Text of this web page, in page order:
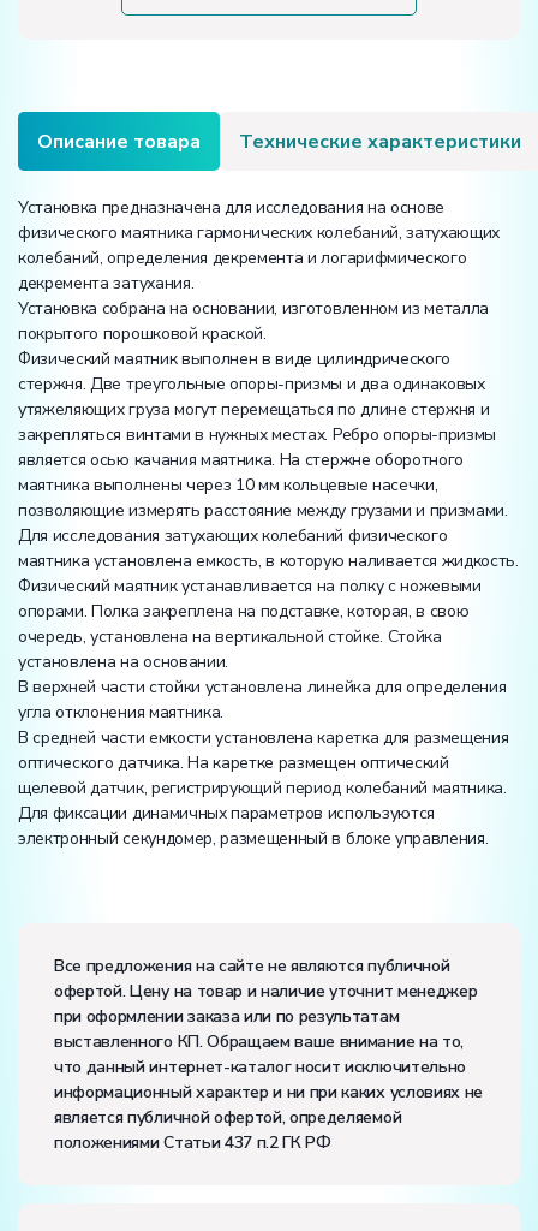
Описание товара Технические характеристики
Установка предназначена для исследования на основе
физического маятника гармонических колебаний, затухающих
колебаний, определения декремента и логарифмического
декремента затухания.
Установка собрана на основании, изготовленном из металла
покрытого порошковой краской.
Физический маятник выполнен в виде цилиндрического
стержня. Две треугольные опоры-призмы и два одинаковых
утяжеляющих груза могут перемещаться по длине стержня и
закрепляться винтами в нужных местах. Ребро опоры-призмы
является осью качания маятника. На стержне оборотного
маятника выполнены через 10 мм кольцевые насечки,
позволяющие измерять расстояние между грузами и призмами.
Для исследования затухающих колебаний физического
маятника установлена емкость, в которую наливается жидкость.
Физический маятник устанавливается на полку с ножевыми
опорами. Полка закреплена на подставке, которая, в свою
очередь, установлена на вертикальной стойке. Стойка
установлена на основании.
В верхней части стойки установлена линейка для определения
угла отклонения маятника.
В средней части емкости установлена каретка для размещения
оптического датчика. На каретке размещен оптический
щелевой датчик, регистрирующий период колебаний маятника.
Для фиксации динамичных параметров используются
электронный секундомер, размещенный в блоке управления.
Потребляемая мощность, В·А:100
Электропитание:
напряжение, В:220
частота, Гц:50
Класс защиты от поражения электрическим током:
Диапазон рабочих температур, ˚С:+10…+35
Влажность, %:до 80
Все предложения на сайте не являются публичной
офертой. Цену на товар и наличие уточнит менеджер
при оформлении заказа или по результатам
выставленного КП. Обращаем ваше внимание на то,
что данный интернет-каталог носит исключительно
информационный характер и ни при каких условиях не
является публичной офертой, определяемой
положениями Статьи 437 п.2 ГК РФ